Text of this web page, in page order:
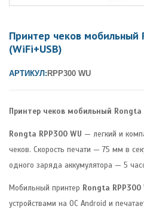
Принтер чеков мобильный
(WiFi+USB)
АРТИКУЛ: RPP300 WU
Принтер чеков мобильный Rongta
Rongta RPP300 WU — легкий и
чеков. Скорость печати — 75 мм в
одного заряда аккумулятора — 5
Мобильный принтер Rongta RPP300
устройствами на ОС Android и